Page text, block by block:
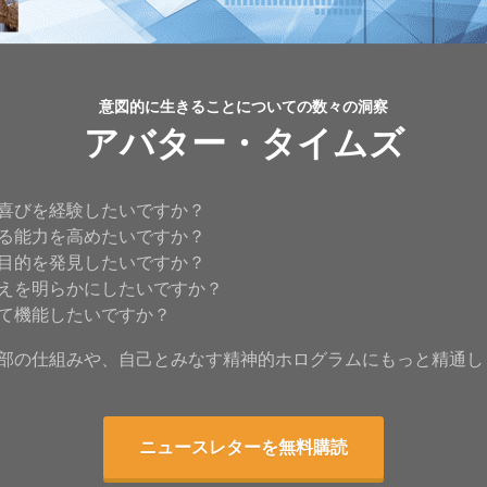
意図的に生きることについての数々の洞察
アバター・タイムズ
びを経験したいですか？
能力を高めたいですか？
的を発見したいですか？
を明らかにしたいですか？
機能したいですか？
の仕組みや、自己とみなす精神的ホログラムにもっと精通
ニュースレターを無料購読